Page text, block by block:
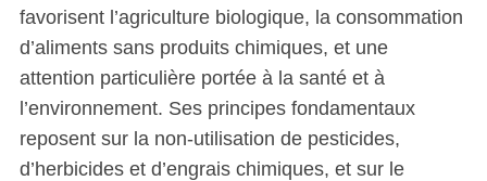
favorisent l’agriculture biologique, la consommation
d’aliments sans produits chimiques, et une
attention particulière portée à la santé et à
l’environnement. Ses principes fondamentaux
reposent sur la non-utilisation de pesticides,
d’herbicides et d’engrais chimiques, et sur le